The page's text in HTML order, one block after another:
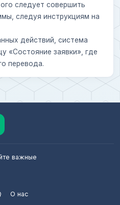
следует совершить
следуя инструкциям на
действий, система
«Состояние заявки», где
перевода.
важные
О нас